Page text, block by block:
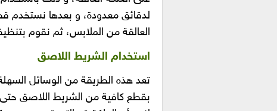
لدقائق معدودة، و بعدها نستخدم
العالقة من الملابس، ثم نقوم
استخدام الشريط اللاصق
تعد هذه الطريقة من الوسائل
بقطع كافية من الشريط اللاصق حتى